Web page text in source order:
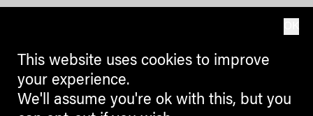
This website uses cookies to improve
your experience.
We'll assume you're ok with this, but you